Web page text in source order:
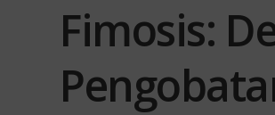
Fimosis: